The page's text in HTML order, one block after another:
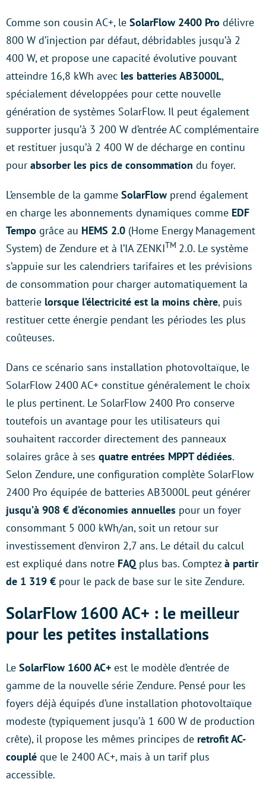
Comme son cousin AC+, le SolarFlow 2400 Pro délivre
800 W d’injection par défaut, débridables jusqu’à 2
400 W, et propose une capacité évolutive pouvant
atteindre 16,8 kWh avec les batteries AB3000L,
spécialement développées pour cette nouvelle
génération de systèmes SolarFlow. Il peut également
supporter jusqu’à 3 200 W d’entrée AC complémentaire
et restituer jusqu’à 2 400 W de décharge en continu
pour absorber les pics de consommation du foyer.
L’ensemble de la gamme SolarFlow prend également
en charge les abonnements dynamiques comme EDF
Tempo grâce au HEMS 2.0 (Home Energy Management
System) de Zendure et à l’IA ZENKITM 2.0. Le système
s’appuie sur les calendriers tarifaires et les prévisions
de consommation pour charger automatiquement la
batterie lorsque l’électricité est la moins chère, puis
restituer cette énergie pendant les périodes les plus
coûteuses.
Dans ce scénario sans installation photovoltaïque, le
SolarFlow 2400 AC+ constitue généralement le choix
le plus pertinent. Le SolarFlow 2400 Pro conserve
toutefois un avantage pour les utilisateurs qui
souhaitent raccorder directement des panneaux
solaires grâce à ses quatre entrées MPPT dédiées.
Selon Zendure, une configuration complète SolarFlow
2400 Pro équipée de batteries AB3000L peut générer
jusqu’à 908 € d’économies annuelles pour un foyer
consommant 5 000 kWh/an, soit un retour sur
investissement d’environ 2,7 ans. Le détail du calcul
est expliqué dans notre FAQ plus bas. Comptezà partir
de 1 319 € pour le pack de base sur le site Zendure.
SolarFlow 1600 AC+ : le meilleur
pour les petites installations
Le SolarFlow 1600 AC+ est le modèle d’entrée de
gamme de la nouvelle série Zendure. Pensé pour les
foyers déjà équipés d’une installation photovoltaïque
modeste (typiquement jusqu’à 1 600 W de production
crête), il propose les mêmes principes de retrofit AC-
couplé que le 2400 AC+, mais à un tarif plus
accessible.